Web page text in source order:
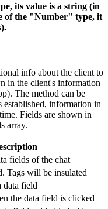
its value is a string (in
of the "Number" type, it
info about the client to
in the client's information
The method can be
established, information in
Fields are shown in
array.
fields of the chat
Tags will be insulated
data field
the data field is clicked